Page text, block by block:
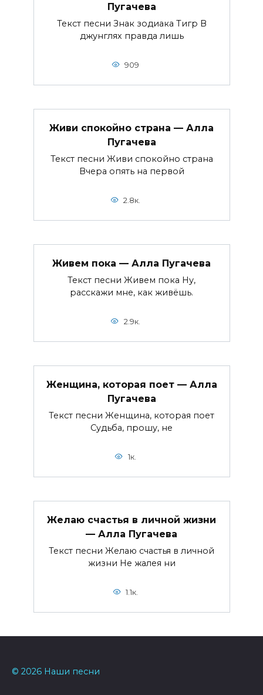
Пугачева
Текст песни Знак зодиака Тигр В
джунглях правда лишь
909
Живи спокойно страна — Алла
Пугачева
Текст песни Живи спокойно страна
Вчера опять на первой
2.8к.
Живем пока — Алла Пугачева
Текст песни Живем пока Ну,
расскажи мне, как живёшь.
2.9к.
Женщина, которая поет — Алла
Пугачева
Текст песни Женщина, которая поет
Судьба, прошу, не
1к.
Желаю счастья в личной жизни
— Алла Пугачева
Текст песни Желаю счастья в личной
жизни Не жалея ни
1.1к.
© 2026 Наши песни